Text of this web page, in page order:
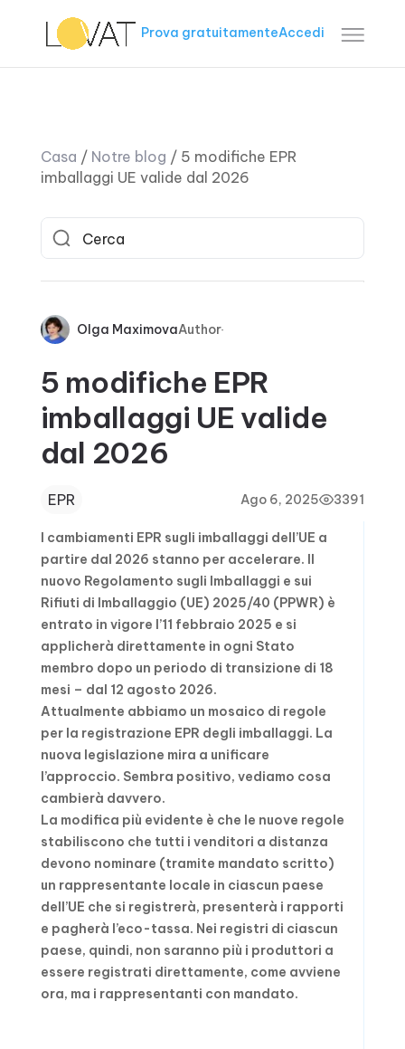
Prova gratuitamenteAccedi
Casa / Notre blog / 5 modifiche EPR
imballaggi UE valide dal 2026
Olga MaximovaAuthor
5 modifiche EPR
imballaggi UE valide
dal 2026
EPR Ago 6, 2025 3391
I cambiamenti EPR sugli imballaggi dell’UE a
partire dal 2026 stanno per accelerare. Il
nuovo Regolamento sugli Imballaggi e sui
Rifiuti di Imballaggio (UE) 2025/40 (PPWR) è
entrato in vigore l’11 febbraio 2025 e si
applicherà direttamente in ogni Stato
membro dopo un periodo di transizione di 18
mesi – dal 12 agosto 2026.
Attualmente abbiamo un mosaico di regole
per la registrazione EPR degli imballaggi. La
nuova legislazione mira a unificare
l’approccio. Sembra positivo, vediamo cosa
cambierà davvero.
La modifica più evidente è che le nuove regole
stabiliscono che tutti i venditori a distanza
devono nominare (tramite mandato scritto)
un rappresentante locale in ciascun paese
dell’UE che si registrerà, presenterà i rapporti
e pagherà l’eco-tassa. Nei registri di ciascun
paese, quindi, non saranno più i produttori a
essere registrati direttamente, come avviene
ora, ma i rappresentanti con mandato.